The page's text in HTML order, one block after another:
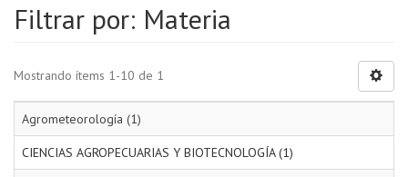
Filtrar por: Materia
Mostrando ítems 1-10 de 1
Agrometeorología (1)
CIENCIAS AGROPECUARIAS Y BIOTECNOLOGÍA (1)